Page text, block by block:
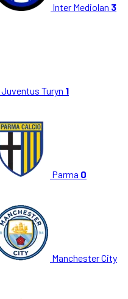
Inter Mediolan 3
Juventus Turyn 1
Parma 0
Manchester City